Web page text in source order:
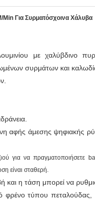
Για Συρματόσχοινα Χάλυβα
με χαλύβδινο
συρμάτων και
αφής άμεσης ψηφιακής
για να πραγματοποιήσετε
είναι σταθερή.
και η τάση μπορεί να
φρένο τύπου